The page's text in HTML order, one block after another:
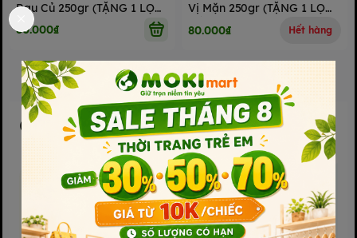
Rau Củ 250gr (TẶNG 1 LỌ
YẾN)
80.000₫
Vị Mặn 250gr (TẶNG 1 LỌ
YẾN)
80.000₫ Hết hàng
Chủ đề cho bạn